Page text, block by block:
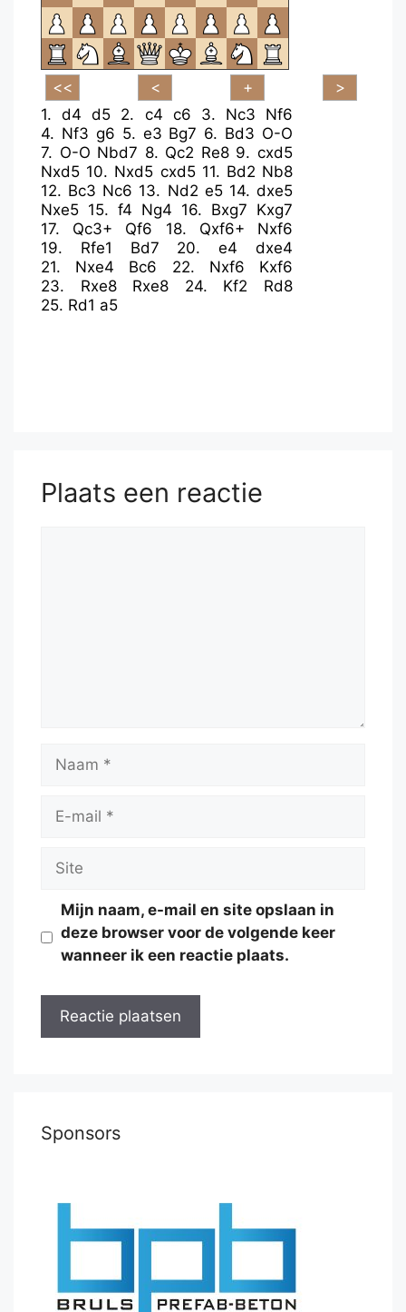
1.d4 d5 2. c4 c6 3. Nc3
Nf6
4. Nf3 g6 5. e3 Bg7 6. Bd3 O-O
7. O-O Nbd7 8. Qc2 Re8 9.cxd5
Nxd5 10. Nxd5 cxd5 11. Bd2 Nb8
12. Bc3 Nc6 13. Nd2 e5 14.dxe5
Nxe5 15. f4 Ng4 16. Bxg7 Kxg7
17. Qc3+ Qf6 18. Qxf6+
Nxf6
19. Rfe1 Bd7 20.e4
dxe4
21. Nxe4 Bc6 22. Nxf6
Kxf6
23. Rxe8 Rxe8 24. Kf2
Rd8
25. Rd1 a5
Plaats een reactie
Naam
Site
Mijn naam, e-mail en site opslaan in
deze browser voor de volgende keer
wanneer ik een reactie plaats.
Sponsors